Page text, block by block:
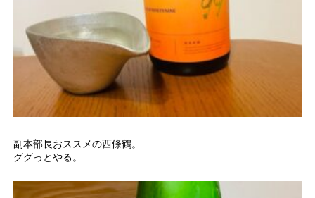
副本部長おススメの西條鶴。
ググっとやる。